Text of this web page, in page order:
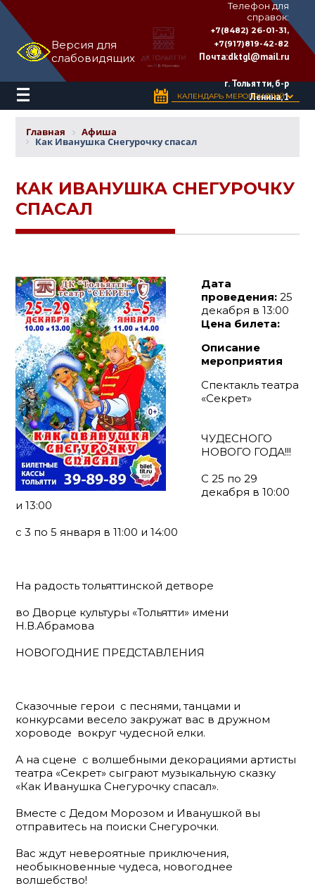
Версия для
слабовидящих
ДВОРЕЦ
КУЛЬТУРЫ
«ТОЛЬЯТТИ»
имени
Телефон для
справок:
+7(8482) 26-01-31,
+7(917)819-42-82
Почта:dktgl@mail.ru
г. Тольятти, б-р
Ленина, 1
КАЛЕНДАРЬ МЕРОПРИЯТИЙ
Главная Афиша
Как Иванушка Снегурочку спасал
КАК ИВАНУШКА СНЕГУРОЧКУ
СПАСАЛ
Дата
проведения: 25
декабря в 13:00
Цена билета:
Описание
мероприятия
Спектакль театра
«Секрет»
ЧУДЕСНОГО
НОВОГО ГОДА!!!
С 25 по 29
декабря в 10:00
и 13:00
с 3 по 5 января в 11:00 и 14:00
На радость тольяттинской детворе
во Дворце культуры «Тольятти» имени
Н.В.Абрамова
НОВОГОДНИЕ ПРЕДСТАВЛЕНИЯ
Сказочные герои с песнями, танцами и
конкурсами весело закружат вас в дружном
хороводе вокруг чудесной елки.
А на сцене с волшебными декорациями артисты
театра «Секрет» сыграют музыкальную сказку
«Как Иванушка Снегурочку спасал».
Вместе с Дедом Морозом и Иванушкой вы
отправитесь на поиски Снегурочки.
Вас ждут невероятные приключения,
необыкновенные чудеса, новогоднее
волшебство!